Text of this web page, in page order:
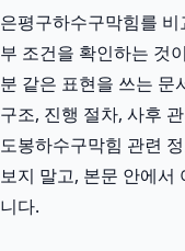
은평구하수구막힘를
부 조건을 확인하는 것
분 같은 표현을 쓰는 문
구조, 진행 절차, 사후
도봉하수구막힘 관련
보지 말고, 본문 안에서
니다.